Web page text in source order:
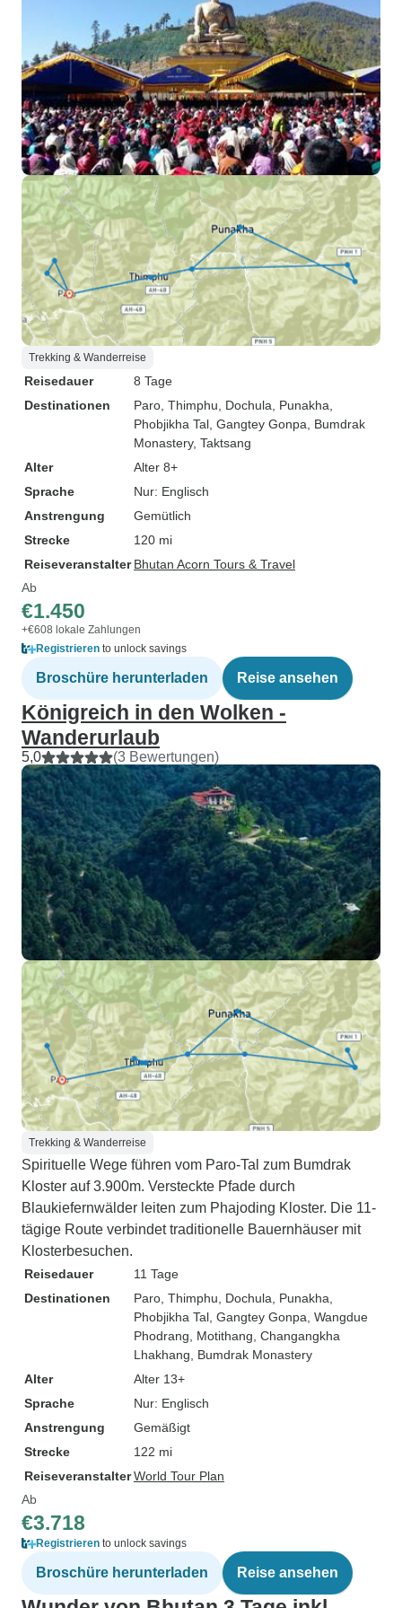
Trekking & Wanderreise
Reisedauer
8 Tage
Destinationen
Paro , Thimphu , Dochula , Punakha
Phobjikha Tal , Gangtey Gonpa , Bumdrak
Monastery, Taktsang
Alter
Alter 8+
Sprache
Nur: Englisch
Anstrengung
Gemütlich
Strecke
120 mi
Reiseveranstalter Bhutan Acorn Tours & Travel
Ab
€1.450
+€608 lokale Zahlungen
Registrieren to unlock savings
Broschüre herunterladen Reise ansehen
Königreich in den Wolken -
Wanderurlaub
5,0 (3 Bewertungen)
Trekking & Wanderreise
Spirituelle Wege führen vom Paro-Tal zum Bumdrak
Kloster auf 3.900m. Versteckte Pfade durch
Blaukiefernwälder leiten zum Phajoding Kloster. Die 11-
tägige Route verbindet traditionelle Bauernhäuser mit
Klosterbesuchen.
Reisedauer
11 Tage
Destinationen
Paro , Thimphu , Dochula , Punakha
Phobjikha Tal , Gangtey Gonpa , Wangdue
Phodrang , Motithang , Changangkha
Lhakhang , Bumdrak Monastery
Alter
Alter 13+
Sprache
Nur: Englisch
Anstrengung
Gemäßigt
Strecke
122 mi
ReiseveranstalterWorld Tour Plan
Ab
€3.718
Registrieren to unlock savings
Broschüre herunterladen Reise ansehen